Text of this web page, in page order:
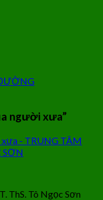
người xưa”
xưa - TRUNG TÂM
SƠN
ThS. Tô Ngọc Sơn